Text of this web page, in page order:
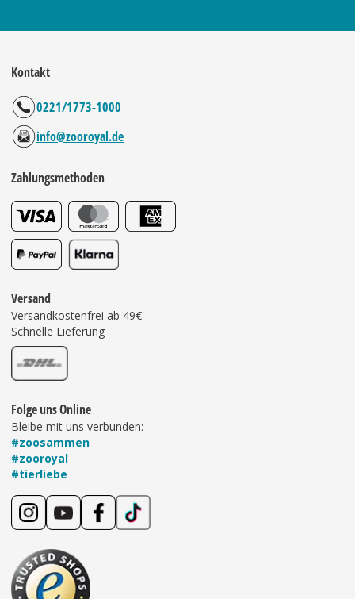
Kontakt
0221/1773-1000
info@zooroyal.de
Zahlungsmethoden
Versand
Versandkostenfrei ab 49€
Schnelle Lieferung
Folge uns Online
Bleibe mit uns verbunden:
#zoosammen
#zooroyal
#tierliebe